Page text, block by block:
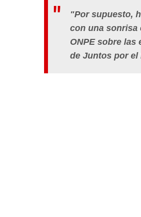
"Por supuesto,
con una sonrisa
ONPE sobre las
de Juntos por el